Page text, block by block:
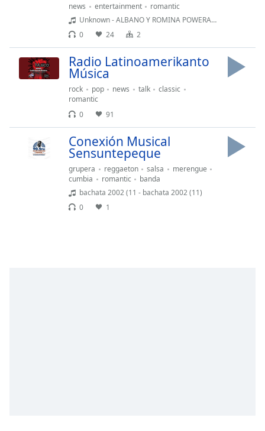
descriptions
Subtitles
subtitles
settings
dialog
subtitles
news entertainment
romantic
Unknown - ALBANO Y ROMINA POWERARENA BLANCA MAR AZUL
0
24 2
Radio Latinoamerikanto
Música
rock pop news talk
classic
romantic
0
91
Conexión Musical
Sensuntepeque
grupera reggaeton salsa
merengue
cumbia
romantic
banda
bachata 2002 (11 - bachata 2002 (11)
0
1